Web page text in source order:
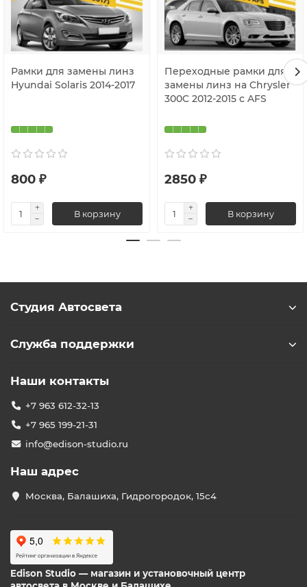
Рамки для замены линз
Hyundai Solaris 2014-2017
800 ₽
В корзину
Переходные рамки для
замены линз на Chrysler
300C 2012-2015 c AFS
2850 ₽
В корзину
Студия Автосвета
Служба поддержки
Наши контакты
+7 963 612-32-13
+7 965 199-21-31
info@edison-studio.ru
Наш адрес
Москва, Балашиха, Гидрогородок, 15с4
Edison Studio — магазин и установочный центр